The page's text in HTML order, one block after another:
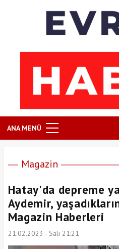
ANA MENÜ
Magazin
Hatay'da depreme
Aydemir,
Magazin Haberleri
21.02.2023 - Salı 21:21